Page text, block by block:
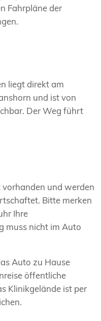
Fahrpläne der
liegt direkt am
und ist von
Der Weg führt
und werden
Bitte merken
Ihre
muss nicht im Auto
Auto zu Hause
öffentliche
Klinikgelände ist per